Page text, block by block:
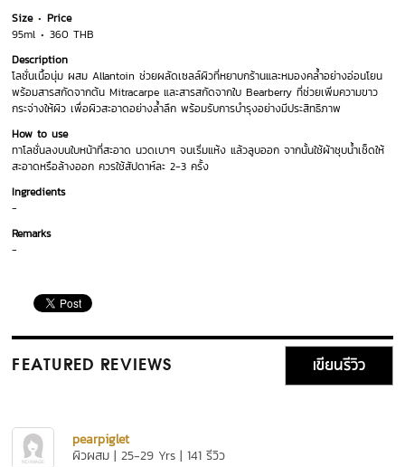
Size
Price
95ml
360 THB
Description
โลชั่นเนื้อนุ่ม ผสม Allantoin ช่วยผลัดเซลล์ผิวที่หยาบกร้านและหมองคล้ำอย่างอ่อนโยน
พร้อมสารสกัดจากต้น Mitracarpe และสารสกัดจากใบ Bearberry ที่ช่วยเพิ่มความขาว
กระจ่างให้ผิว เพื่อผิวสะอาดอย่างล้ำลึก พร้อมรับการบำรุงอย่างมีประสิทธิภาพ
How to use
ทาโลชั่นลงบนใบหน้าที่สะอาด นวดเบาๆ จนเริ่มแห้ง แล้วลูบออก จากนั้นใช้ผ้าชุบน้ำเช็ดให้
สะอาดหรือล้างออก ควรใช้สัปดาห์ละ 2-3 ครั้ง
Ingredients
-
Remarks
-
FEATURED REVIEWS เขียนรีวิว
pearpiglet
ผิวผสม | 25-29 Yrs | 141 รีวิว